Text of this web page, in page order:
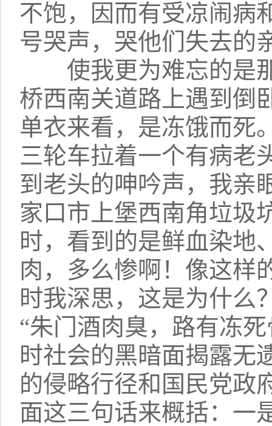
不饱，因而有受凉闹病
号哭声，哭他们失去的
使我更为难忘的是那
桥西南关道路上遇到倒
单衣来看，是冻饿而死
三轮车拉着一个有病老
到老头的呻吟声，我亲
家口市上堡西南角垃圾
时，看到的是鲜血染地
肉，多么惨啊！像这样
时我深思，这是为什么
“朱门酒肉臭，路有冻
时社会的黑暗面揭露无
的侵略行径和国民党政
面这三句话来概括：一